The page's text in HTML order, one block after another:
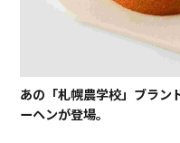
あの「札幌農学校」ブラン
ーヘンが登場。